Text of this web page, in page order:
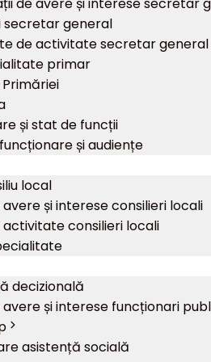
secretar general
de activitate secretar general
primar
și stat de funcții
și audiențe
local
și interese consilieri locali
consilieri locali
decizională
și interese funcționari
asistență socială